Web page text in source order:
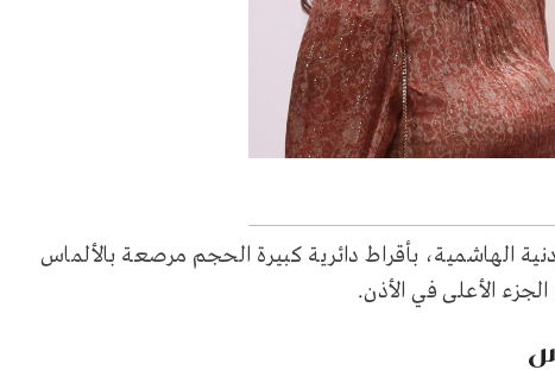
الهاشمية، بأقراط دائرية كبيرة الحجم مرصعة بالألماس
الأعلى في الأذن.